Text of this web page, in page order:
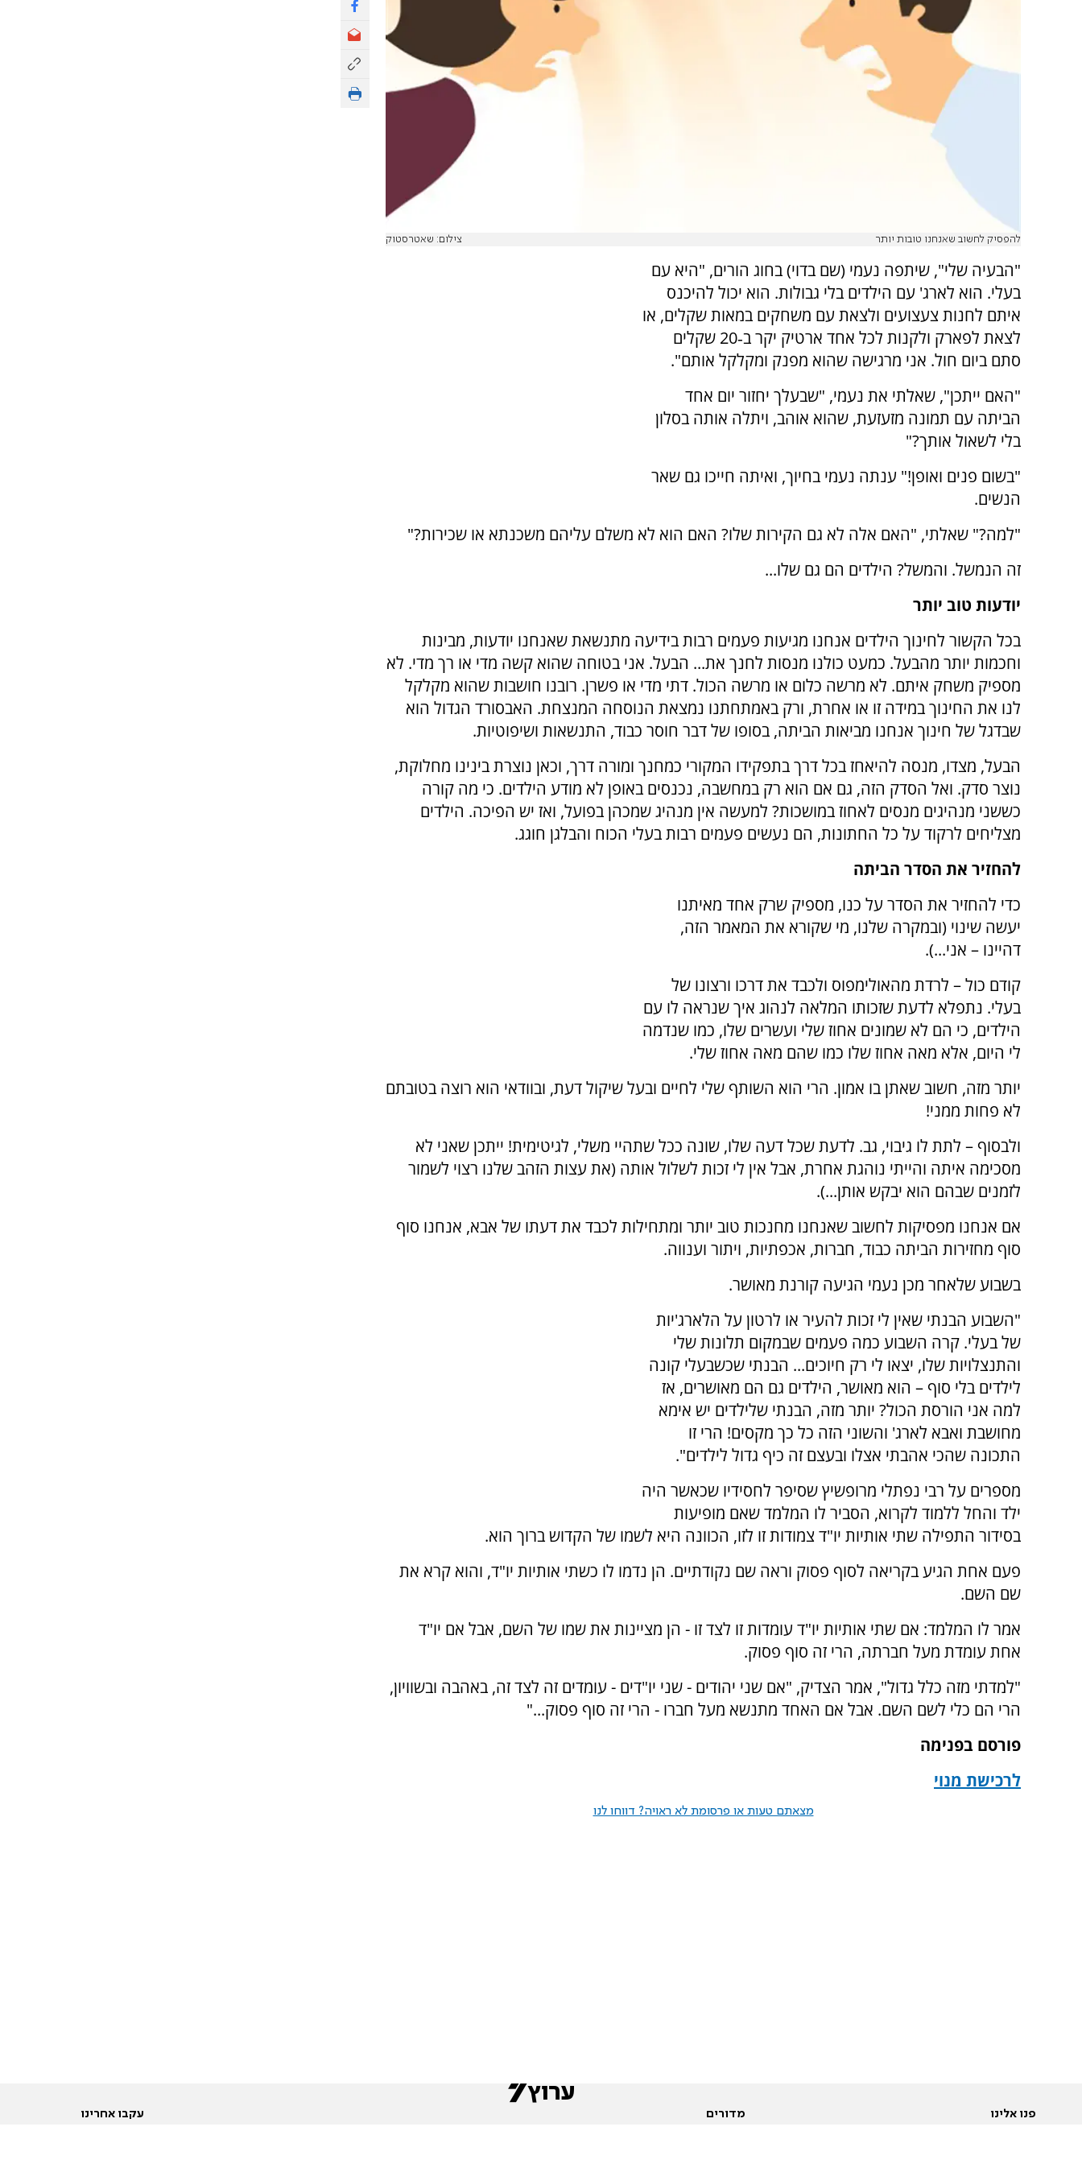
להפסיק לחשוב שאנחנו טובות יותר צילום: שאטרסטוק
"הבעיה שלי", שיתפה נעמי (שם בדוי) בחוג הורים, "היא עם
בעלי. הוא לארג' עם הילדים בלי גבולות. הוא יכול להיכנס
איתם לחנות צעצועים ולצאת עם משחקים במאות שקלים, או
לצאת לפארק ולקנות לכל אחד ארטיק יקר ב‑20 שקלים
סתם ביום חול. אני מרגישה שהוא מפנק ומקלקל אותם".
"האם ייתכן", שאלתי את נעמי, "שבעלך יחזור יום אחד
הביתה עם תמונה מזעזעת, שהוא אוהב, ויתלה אותה בסלון
בלי לשאול אותך?"
"בשום פנים ואופן!" ענתה נעמי בחיוך, ואיתה חייכו גם שאר
הנשים.
"למה?" שאלתי, "האם אלה לא גם הקירות שלו? האם הוא לא משלם עליהם משכנתא או שכירות?"
זה הנמשל. והמשל? הילדים הם גם שלו...
יודעות טוב יותר
בכל הקשור לחינוך הילדים אנחנו מגיעות פעמים רבות בידיעה מתנשאת שאנחנו יודעות, מבינות
וחכמות יותר מהבעל. כמעט כולנו מנסות לחנך את... הבעל. אני בטוחה שהוא קשה מדי או רך מדי. לא
מספיק משחק איתם. לא מרשה כלום או מרשה הכול. דתי מדי או פשרן. רובנו חושבות שהוא מקלקל
לנו את החינוך במידה זו או אחרת, ורק באמתחתנו נמצאת הנוסחה המנצחת. האבסורד הגדול הוא
שבדגל של חינוך אנחנו מביאות הביתה, בסופו של דבר חוסר כבוד, התנשאות ושיפוטיות.
הבעל, מצדו, מנסה להיאחז בכל דרך בתפקידו המקורי כמחנך ומורה דרך, וכאן נוצרת בינינו מחלוקת,
נוצר סדק. ואל הסדק הזה, גם אם הוא רק במחשבה, נכנסים באופן לא מודע הילדים. כי מה קורה
כששני מנהיגים מנסים לאחוז במושכות? למעשה אין מנהיג שמכהן בפועל, ואז יש הפיכה. הילדים
מצליחים לרקוד על כל החתונות, הם נעשים פעמים רבות בעלי הכוח והבלגן חוגג.
להחזיר את הסדר הביתה
כדי להחזיר את הסדר על כנו, מספיק שרק אחד מאיתנו
יעשה שינוי (ובמקרה שלנו, מי שקורא את המאמר הזה,
דהיינו – אני...).
קודם כול – לרדת מהאולימפוס ולכבד את דרכו ורצונו של
בעלי. נתפלא לדעת שזכותו המלאה לנהוג איך שנראה לו עם
הילדים, כי הם לא שמונים אחוז שלי ועשרים שלו, כמו שנדמה
לי היום, אלא מאה אחוז שלו כמו שהם מאה אחוז שלי.
יותר מזה, חשוב שאתן בו אמון. הרי הוא השותף שלי לחיים ובעל שיקול דעת, ובוודאי הוא רוצה בטובתם
לא פחות ממני!
ולבסוף – לתת לו גיבוי, גב. לדעת שכל דעה שלו, שונה ככל שתהיי משלי, לגיטימית! ייתכן שאני לא
מסכימה איתה והייתי נוהגת אחרת, אבל אין לי זכות לשלול אותה (את עצות הזהב שלנו רצוי לשמור
לזמנים שבהם הוא יבקש אותן...).
אם אנחנו מפסיקות לחשוב שאנחנו מחנכות טוב יותר ומתחילות לכבד את דעתו של אבא, אנחנו סוף
סוף מחזירות הביתה כבוד, חברות, אכפתיות, ויתור וענווה.
בשבוע שלאחר מכן נעמי הגיעה קורנת מאושר.
"השבוע הבנתי שאין לי זכות להעיר או לרטון על הלארג'יות
של בעלי. קרה השבוע כמה פעמים שבמקום תלונות שלי
והתנצלויות שלו, יצאו לי רק חיוכים... הבנתי שכשבעלי קונה
לילדים בלי סוף – הוא מאושר, הילדים גם הם מאושרים, אז
למה אני הורסת הכול? יותר מזה, הבנתי שלילדים יש אימא
מחושבת ואבא לארג' והשוני הזה כל כך מקסים! הרי זו
התכונה שהכי אהבתי אצלו ובעצם זה כיף גדול לילדים".
מספרים על רבי נפתלי מרופשיץ שסיפר לחסידיו שכאשר היה
ילד והחל ללמוד לקרוא, הסביר לו המלמד שאם מופיעות
בסידור התפילה שתי אותיות יו"ד צמודות זו לזו, הכוונה היא לשמו של הקדוש ברוך הוא.
פעם אחת הגיע בקריאה לסוף פסוק וראה שם נקודתיים. הן נדמו לו כשתי אותיות יו"ד, והוא קרא את
שם השם.
אמר לו המלמד: אם שתי אותיות יו"ד עומדות זו לצד זו - הן מציינות את שמו של השם, אבל אם יו"ד
אחת עומדת מעל חברתה, הרי זה סוף פסוק.
"למדתי מזה כלל גדול", אמר הצדיק, "אם שני יהודים - שני יו"דים - עומדים זה לצד זה, באהבה ובשוויון,
הרי הם כלי לשם השם. אבל אם האחד מתנשא מעל חברו - הרי זה סוף פסוק..."
פורסם בפנימה
לרכישת מנוי
מצאתם טעות או פרסומת לא ראויה? דווחו לנו
פנו אלינו מדורים עקבו אחרינו